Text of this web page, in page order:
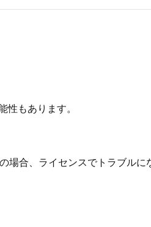
もあります。
合、ライセンスでトラブルに